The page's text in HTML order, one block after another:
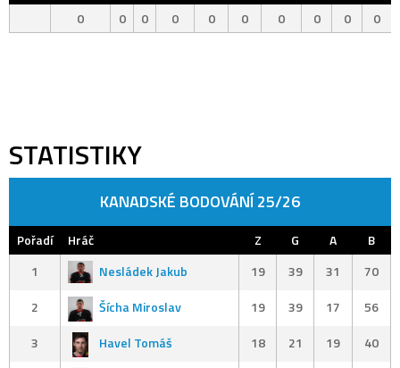
0
0 0 0 0 0 0 0 0 0
STATISTIKY
KANADSKÉ BODOVÁNÍ 25/26
Pořadí Hráč Z G A
B
1
Nesládek Jakub 19 39 31
70
2
Šícha Miroslav 19 39 17
56
3
Havel Tomáš 18 21 19
40